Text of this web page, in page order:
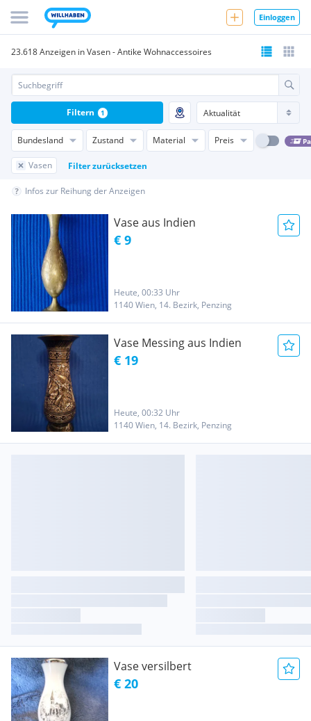
Einloggen
23.618 Anzeigen in Vasen - Antike Wohnaccessoires
Bundesland Zustand Material Preis
Vasen Filter zurücksetzen
Filtern 1
Infos zur Reihung der Anzeigen
Vase aus Indien
€ 9
Heute, 00:33 Uhr
1140 Wien, 14. Bezirk, Penzing
Vase Messing aus Indien
€ 19
Heute, 00:32 Uhr
1140 Wien, 14. Bezirk, Penzing
Vase versilbert
€ 20